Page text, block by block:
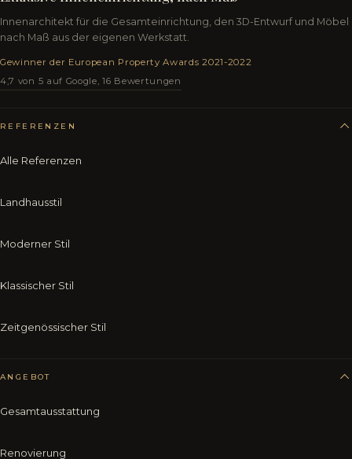
Innenarchitekt für die Gesamteinrichtung, den 3D-Entwurf und Möbel
nach Maß aus der eigenen Werkstatt.
Gewinner der European Property Awards 2021-2022
4,7 von 5 auf Google, 16 Bewertungen
REFERENZEN
Alle Referenzen
Landhausstil
Moderner Stil
Klassischer Stil
Zeitgenössischer Stil
ANGEBOT
Gesamtausstattung
Renovierung